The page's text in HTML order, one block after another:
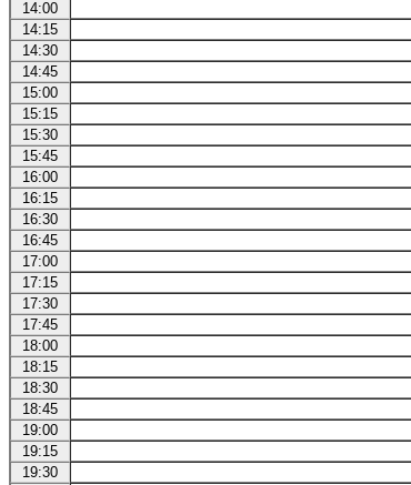
14:00
14:15
14:30
14:45
15:00
15:15
15:30
15:45
16:00
16:15
16:30
16:45
17:00
17:15
17:30
17:45
18:00
18:15
18:30
18:45
19:00
19:15
19:30